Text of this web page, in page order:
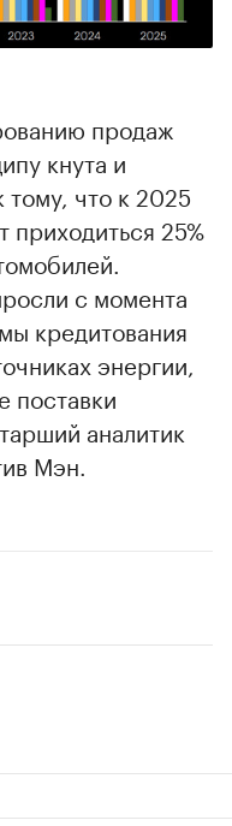
продаж
кнута и
что к 2025
приходиться 25%
с момента
кредитования
энергии,
поставки
аналитик
Мэн.